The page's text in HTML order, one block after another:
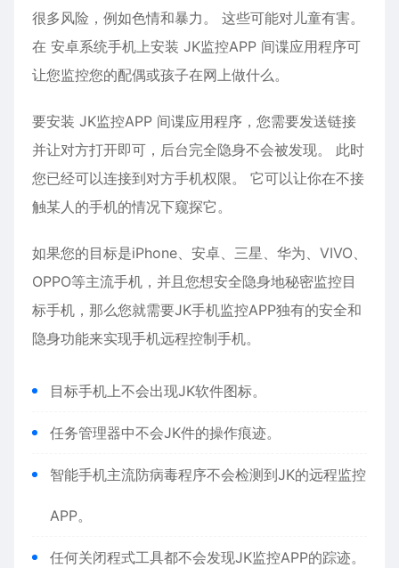
很多风险，例如色情和暴力。 这些可能对儿童有害。
在 安卓系统手机上安装 JK监控APP 间谍应用程序可
让您监控您的配偶或孩子在网上做什么。
要安装 JK监控APP 间谍应用程序，您需要发送链接
并让对方打开即可，后台完全隐身不会被发现。 此时
您已经可以连接到对方手机权限。 它可以让你在不接
触某人的手机的情况下窥探它。
如果您的目标是iPhone、 安卓、三星、华为、VIVO、
OPPO等主流手机，并且您想安全隐身地秘密监控目
标手机，那么您就需要JK手机监控APP独有的安全和
隐身功能来实现手机远程控制手机。
目标手机上不会出现JK软件图标。
任务管理器中不会JK件的操作痕迹。
智能手机主流防病毒程序不会检测到JK的远程监控
APP。
任何关闭程式工具都不会发现JK监控APP的踪迹。